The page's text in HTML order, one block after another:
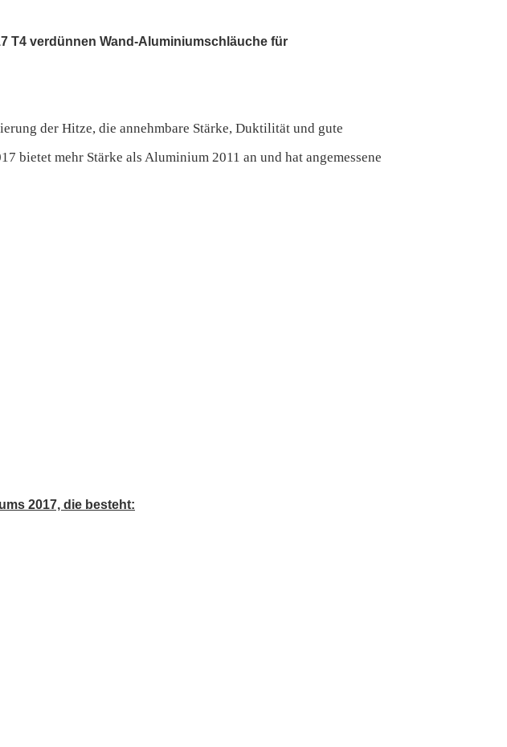
T4 verdünnen Wand-Aluminiumschläuche für
der Hitze, die annehmbare Stärke, Duktilität und gute
bietet mehr Stärke als Aluminium 2011 an und hat angemessene
2017, die besteht: